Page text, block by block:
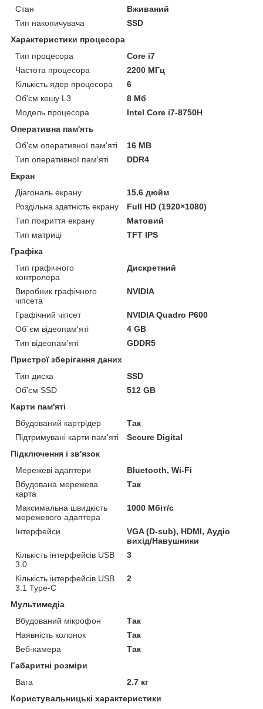
Стан
Вживаний
Тип накопичувача
SSD
Характеристики процесора
Тип процесора
Core i7
Частота процесора
2200 МГц
Кількість ядер процесора
6
Об'єм кешу L3
8 Мб
Модель процесора
Intel Core i7-8750H
Оперативна пам'ять
Об'єм оперативної пам'яті
16 MB
Тип оперативної пам'яті
DDR4
Екран
Діагональ екрану
15.6 дюйм
Роздільна здатність екрану
Full HD (1920×1080)
Тип покриття екрану
Матовий
Тип матриці
TFT IPS
Графіка
Тип графічного
контролера
Дискретний
Виробник графічного
чіпсета
NVIDIA
Графічний чіпсет
NVIDIA Quadro P600
Об`єм відеопам'яті
4 GB
Тип відеопам'яті
GDDR5
Пристрої зберігання даних
Тип диска
SSD
Об'єм SSD
512 GB
Карти пам'яті
Вбудований картрідер
Так
Підтримувані карти пам'яті
Secure Digital
Підключення і зв'язок
Мережеві адаптери
Bluetooth, Wi-Fi
Вбудована мережева
карта
Так
Максимальна швидкість
мережевого адаптера
1000 Мбіт/с
Інтерфейси
VGA (D-sub), HDMI, Аудіо
вихід/Навушники
Кількість інтерфейсів USB
3.0
3
Кількість інтерфейсів USB
3.1 Type-C
2
Мультимедіа
Вбудований мікрофон
Так
Наявність колонок
Так
Веб-камера
Так
Габаритні розміри
Вага
2.7 кг
Користувальницькі характеристики